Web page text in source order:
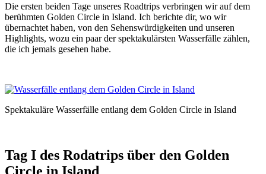
Die ersten beiden Tage unseres Roadtrips verbringen wir auf dem
berühmten Golden Circle in Island. Ich berichte dir, wo wir
übernachtet haben, von den Sehenswürdigkeiten und unseren
Highlights, wozu ein paar der spektakulärsten Wasserfälle zählen,
die ich jemals gesehen habe.
Spektakuläre Wasserfälle entlang dem Golden Circle in Island
Tag I des Rodatrips über den Golden
Circle in Island